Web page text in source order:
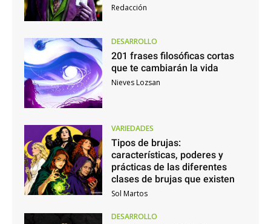
Redacción
DESARROLLO
201 frases filosóficas cortas
que te cambiarán la vida
Nieves Lozsan
VARIEDADES
Tipos de brujas:
características, poderes y
prácticas de las diferentes
clases de brujas que existen
Sol Martos
DESARROLLO